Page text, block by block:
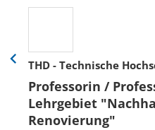
THD - Technische
Professorin /
Lehrgebiet
Renovierung"
Eine
zurück